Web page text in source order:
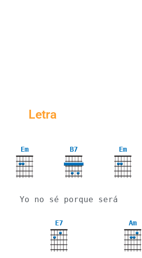
Letra
Em B7 Em
Yo no sé porque será
E7 Am